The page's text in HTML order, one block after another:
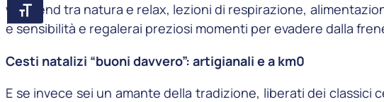
ATTIVA/DISATTIVA DIMENSIONE TESTO
weekend tra natura e relax, lezioni di respirazione,
e sensibilità e regalerai preziosi momenti per evadere dalla
Cesti natalizi “buoni davvero”: artigianali e a km0
E se invece sei un amante della tradizione, liberati dei